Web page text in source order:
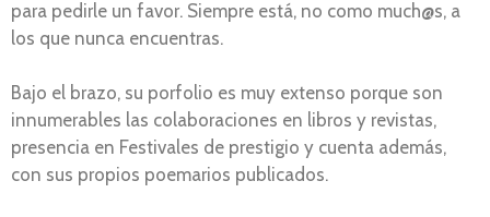
para pedirle un favor. Siempre está, no como much@s, a
los que nunca encuentras.
Bajo el brazo, su porfolio es muy extenso porque son
innumerables las colaboraciones en libros y revistas,
presencia en Festivales de prestigio y cuenta además,
con sus propios poemarios publicados.